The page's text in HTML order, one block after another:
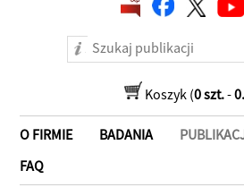
Koszyk (0 szt.-
O FIRMIE BADANIA
FAQ